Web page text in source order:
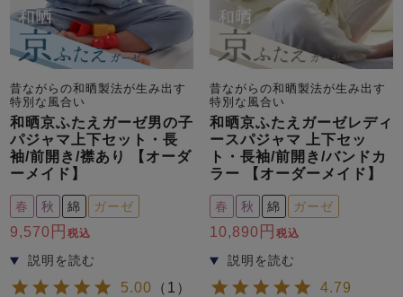
昔ながらの和晒製法が生み出す
特別な風合い
和晒京ふたえガーゼ男の子
パジャマ上下セット・長
袖/前開き/襟あり 【オーダ
ーメイド】
春 秋 綿 ガーゼ
9,570 税込
5.00 （ 1 ）
昔ながらの和晒製法が生み出す
特別な風合い
和晒京ふたえガーゼレディ
ースパジャマ 上下セッ
ト・長袖/前開き/バンドカ
ラー 【オーダーメイド】
春 秋 綿 ガーゼ
10,890 税込
4.79